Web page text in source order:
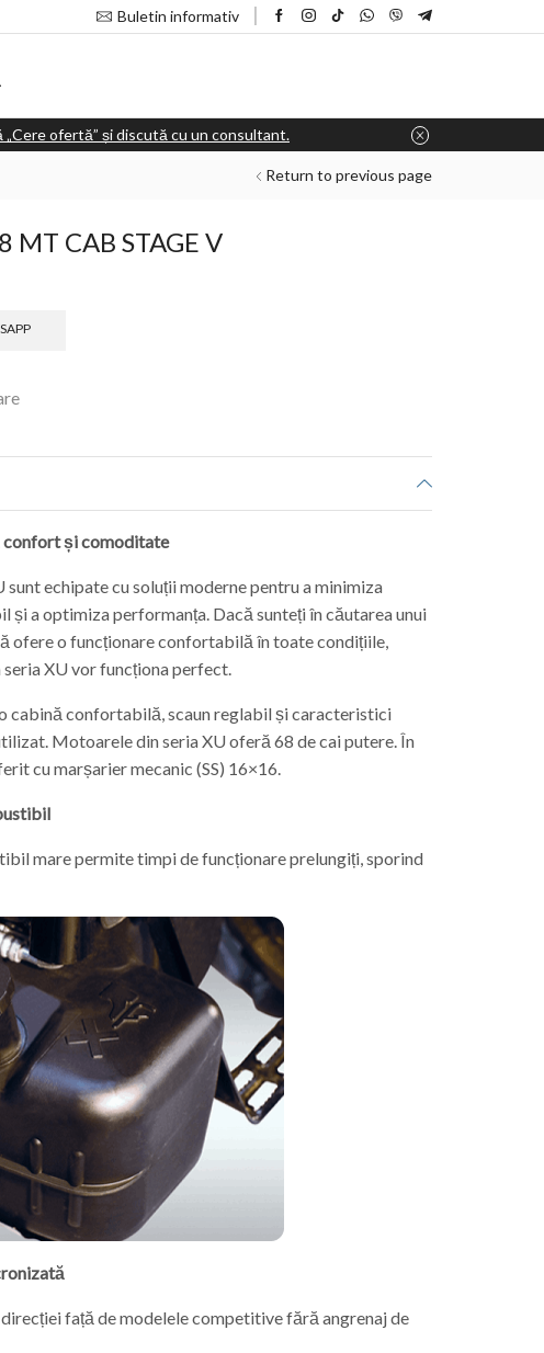
Buletin informativ
ofertă” și discută cu un consultant.
Return to previous page
MT CAB STAGE V
confort și comoditate
sunt echipate cu soluții moderne pentru a minimiza
și a optimiza performanța. Dacă sunteți în căutarea unui
ofere o funcționare confortabilă în toate condițiile,
XU vor funcționa perfect.
cabină confortabilă, scaun reglabil și caracteristici
Motoarele din seria XU oferă 68 de cai putere. În
cu marșarier mecanic (SS) 16×16.
mare permite timpi de funcționare prelungiți, sporind
față de modelele competitive fără angrenaj de